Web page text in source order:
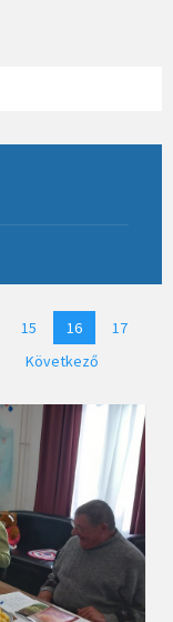
15 16
17
Következő